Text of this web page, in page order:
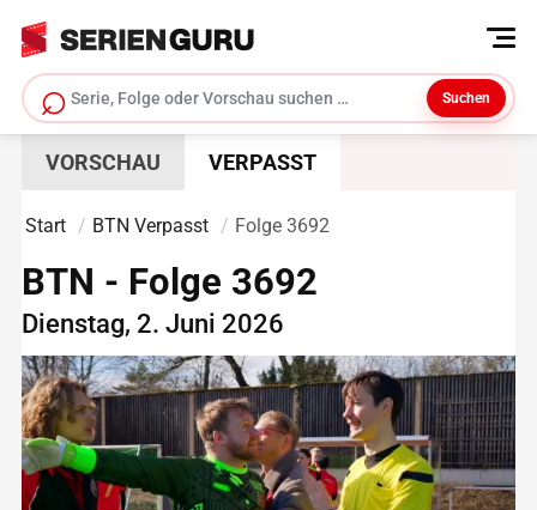
⌕
Serie suchen
Suchen
VORSCHAU VERPASST
Start BTN Verpasst Folge 3692
BTN - Folge 3692
Dienstag, 2. Juni 2026